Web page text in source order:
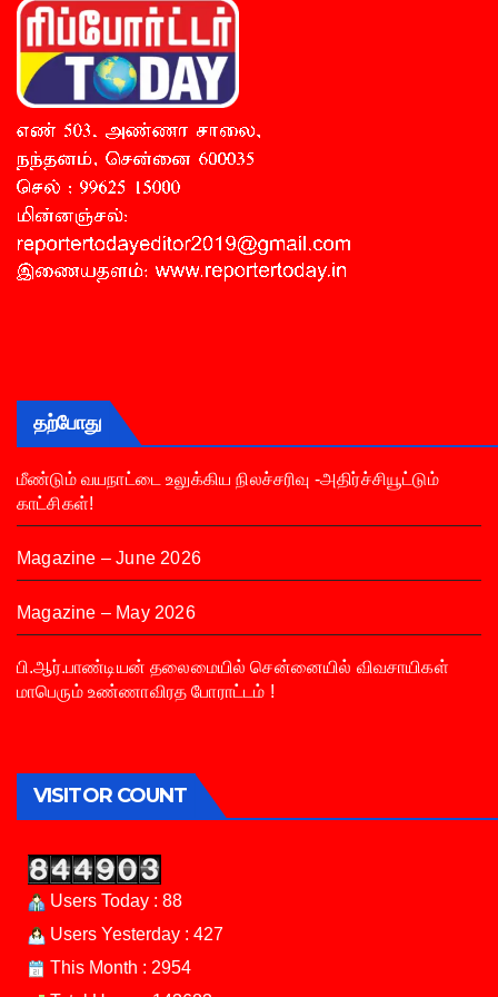
தற்போது
மீண்டும் வயநாட்டை உலுக்கிய நிலச்சரிவு -அதிர்ச்சியூட்டும்
காட்சிகள்!
Magazine – June 2026
Magazine – May 2026
பி.ஆர்.பாண்டியன் தலைமையில் சென்னையில் விவசாயிகள்
மாபெரும் உண்ணாவிரத போராட்டம் !
VISITOR COUNT
Users Today : 88
Users Yesterday : 427
This Month : 2954